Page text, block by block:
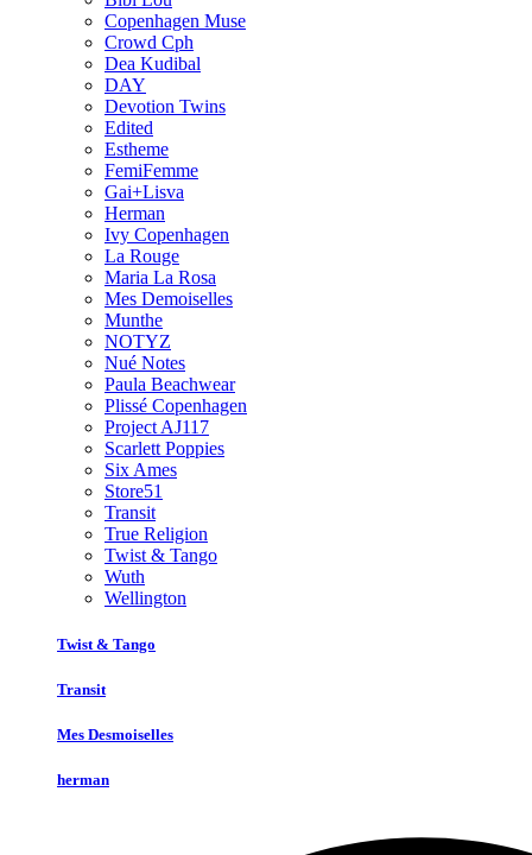
Copenhagen Muse
Crowd Cph
Dea Kudibal
DAY
Devotion Twins
Edited
Estheme
FemiFemme
Gai+Lisva
Herman
Ivy Copenhagen
La Rouge
Maria La Rosa
Mes Demoiselles
Munthe
NOTYZ
Nué Notes
Paula Beachwear
Plissé Copenhagen
Project AJ117
Scarlett Poppies
Six Ames
Store51
Transit
True Religion
Twist & Tango
Wuth
Wellington
Twist & Tango
Transit
Mes Desmoiselles
herman